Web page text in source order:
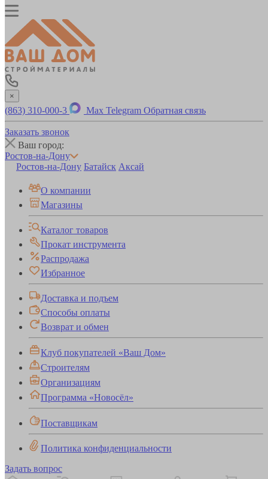
×
(863) 310-000-3 Max Telegram Обратная связь
Заказать звонок
Ваш город:
Ростов-на-Дону
Ростов-на-Дону Батайск Аксай
О компании
Магазины
Каталог товаров
Прокат инструмента
Распродажа
Избранное
Доставка и подъем
Способы оплаты
Возврат и обмен
Клуб покупателей «Ваш Дом»
Строителям
Организациям
Программа «Новосёл»
Поставщикам
Политика конфиденциальности
Задать вопрос